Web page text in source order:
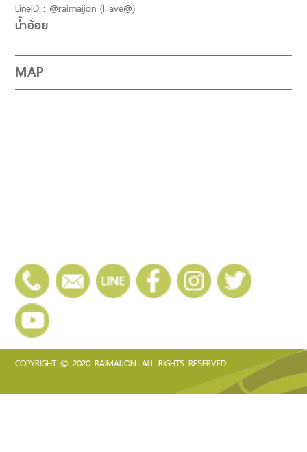
LineID : @raimaijon (Have@)
น้ำอ้อย
MAP
COPYRIGHT © 2020 RAIMAIJON. ALL RIGHTS RESERVED.